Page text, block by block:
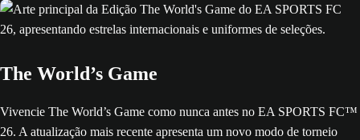
The World’s Game
Vivencie The World’s Game como nunca antes no EA SPORTS FC™
26. A atualização mais recente apresenta um novo modo de torneio